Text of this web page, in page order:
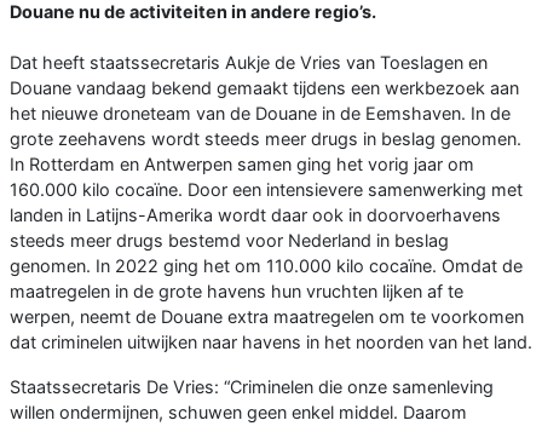
Douane nu de activiteiten in andere regio’s.
Dat heeft staatssecretaris Aukje de Vries van Toeslagen en
Douane vandaag bekend gemaakt tijdens een werkbezoek aan
het nieuwe droneteam van de Douane in de Eemshaven. In de
grote zeehavens wordt steeds meer drugs in beslag genomen.
In Rotterdam en Antwerpen samen ging het vorig jaar om
160.000 kilo cocaïne. Door een intensievere samenwerking met
landen in Latijns-Amerika wordt daar ook in doorvoerhavens
steeds meer drugs bestemd voor Nederland in beslag
genomen. In 2022 ging het om 110.000 kilo cocaïne. Omdat de
maatregelen in de grote havens hun vruchten lijken af te
werpen, neemt de Douane extra maatregelen om te voorkomen
dat criminelen uitwijken naar havens in het noorden van het land.
Staatssecretaris De Vries: “Criminelen die onze samenleving
willen ondermijnen, schuwen geen enkel middel. Daarom